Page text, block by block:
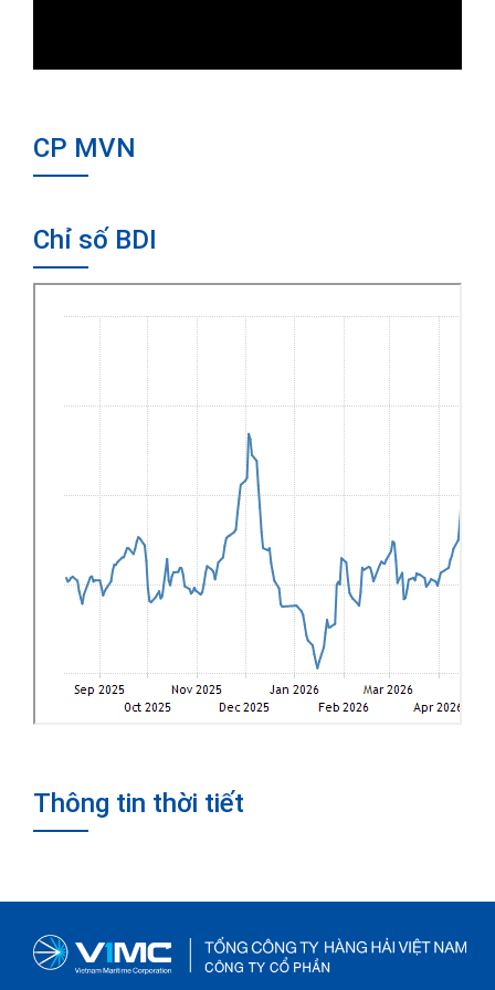
CP MVN
Chỉ số BDI
Thông tin thời tiết